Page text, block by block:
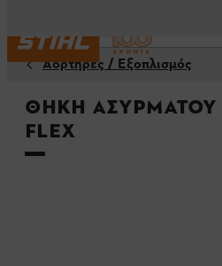
Αορτήρες / Εξοπλισμός
Θήκη ασύρματου
Flex